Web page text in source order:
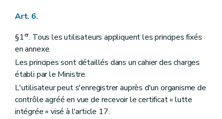
Art. 6.
§1er. Tous les utilisateurs appliquent les principes fixés
en annexe.
Les principes sont détaillés dans un cahier des charges
établi par le Ministre.
L'utilisateur peut s'enregistrer auprès d'un organisme de
contrôle agréé en vue de recevoir le certificat « lutte
intégrée » visé à l'article 17.